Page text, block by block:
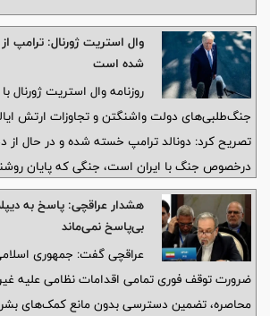
وال استریت ژورنال: ترامپ
شده است
روزنامه وال استریت ژورنال
جنگ‌طلبی‌های دولت واشنگتن و تجاوزات ارتش
تصریح کرد: دونالد ترامپ خسته شده و در حال
درخصوص جنگ با ایران است، جنگی که پایان
نیست.
هشدار عراقچی: پاسخ به
بی‌پاسخ نمی‌ماند
عراقچی گفت: جمهوری اسلامی
ضرورت توقف فوری تمامی اقدامات نظامی علیه
محاصره، تضمین دسترسی بدون مانع کمک‌های